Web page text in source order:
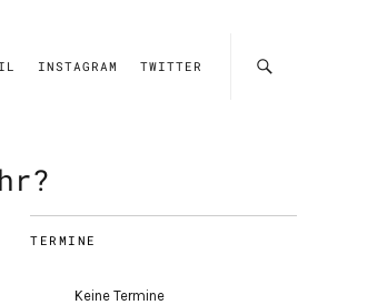
INSTAGRAM TWITTER
TERMINE
Keine Termine